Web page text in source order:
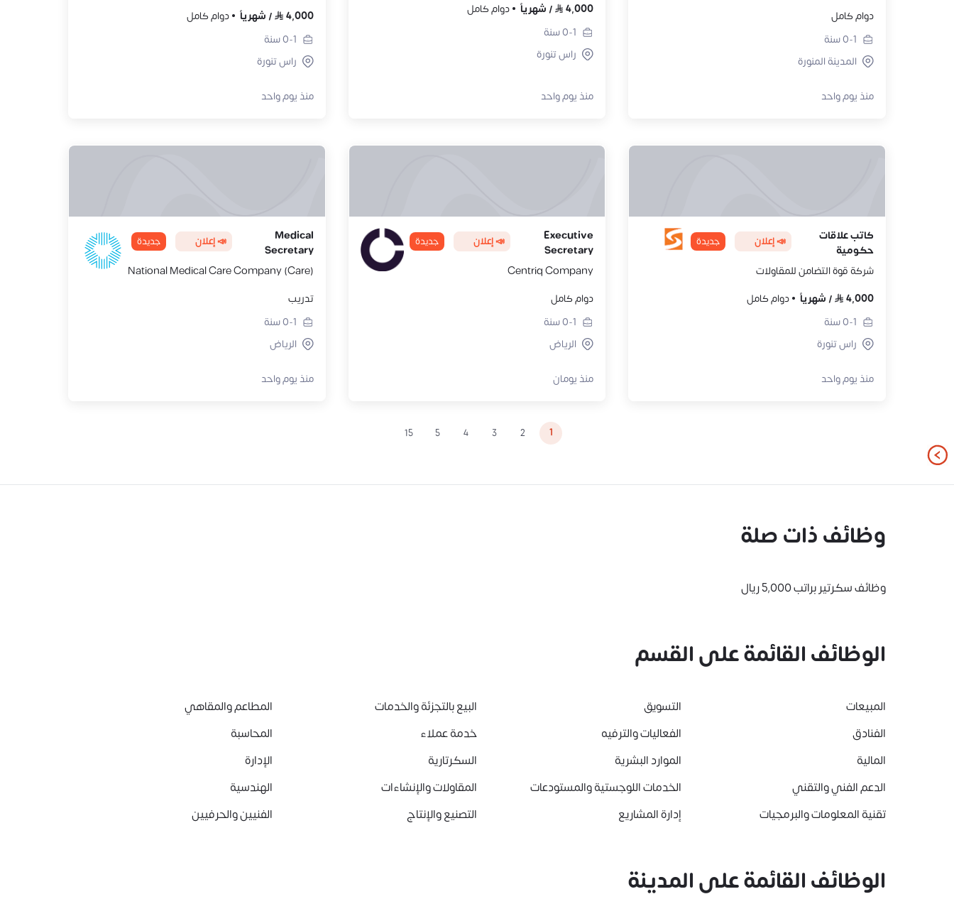
دوام كامل
0-1سنة
المدينة المنورة
منذ يوم واحد
4,000
/ شهرياً
دوام كامل
0-1سنة
راس تنورة
منذ يوم واحد
4,000
/ شهرياً
دوام كامل
0-1سنة
راس تنورة
منذ يوم واحد
كاتب علاقات
حكومية
📣 إعلان جديدة
شركة قوة التضامن للمقاولات
4,000
/ شهرياً
دوام كامل
0-1سنة
راس تنورة
منذ يوم واحد
Executive
Secretary
📣 إعلان جديدة
Centriq Company
دوام كامل
0-1سنة
الرياض
منذ يومان
Medical
Secretary
📣 إعلان جديدة
National Medical Care Company (Care)
تدريب
0-1سنة
الرياض
منذ يوم واحد
1
2
3
4
5
15
وظائف ذات صلة
وظائف سكرتير براتب 5,000 ريال
الوظائف القائمة على القسم
المبيعات التسويق البيع بالتجزئة والخدمات
المطاعم والمقاهي
الفنادق
الفعاليات والترفيه خدمة عملاء
المحاسبة
المالية
الموارد البشرية السكرتارية
الإدارة
الدعم الفني والتقني
الخدمات اللوجستية والمستودعات المقاولات والإنشاءات
الهندسية
تقنية المعلومات والبرمجيات
إدارة المشاريع التصنيع والإنتاج الفنيين والحرفيين
الوظائف القائمة على المدينة